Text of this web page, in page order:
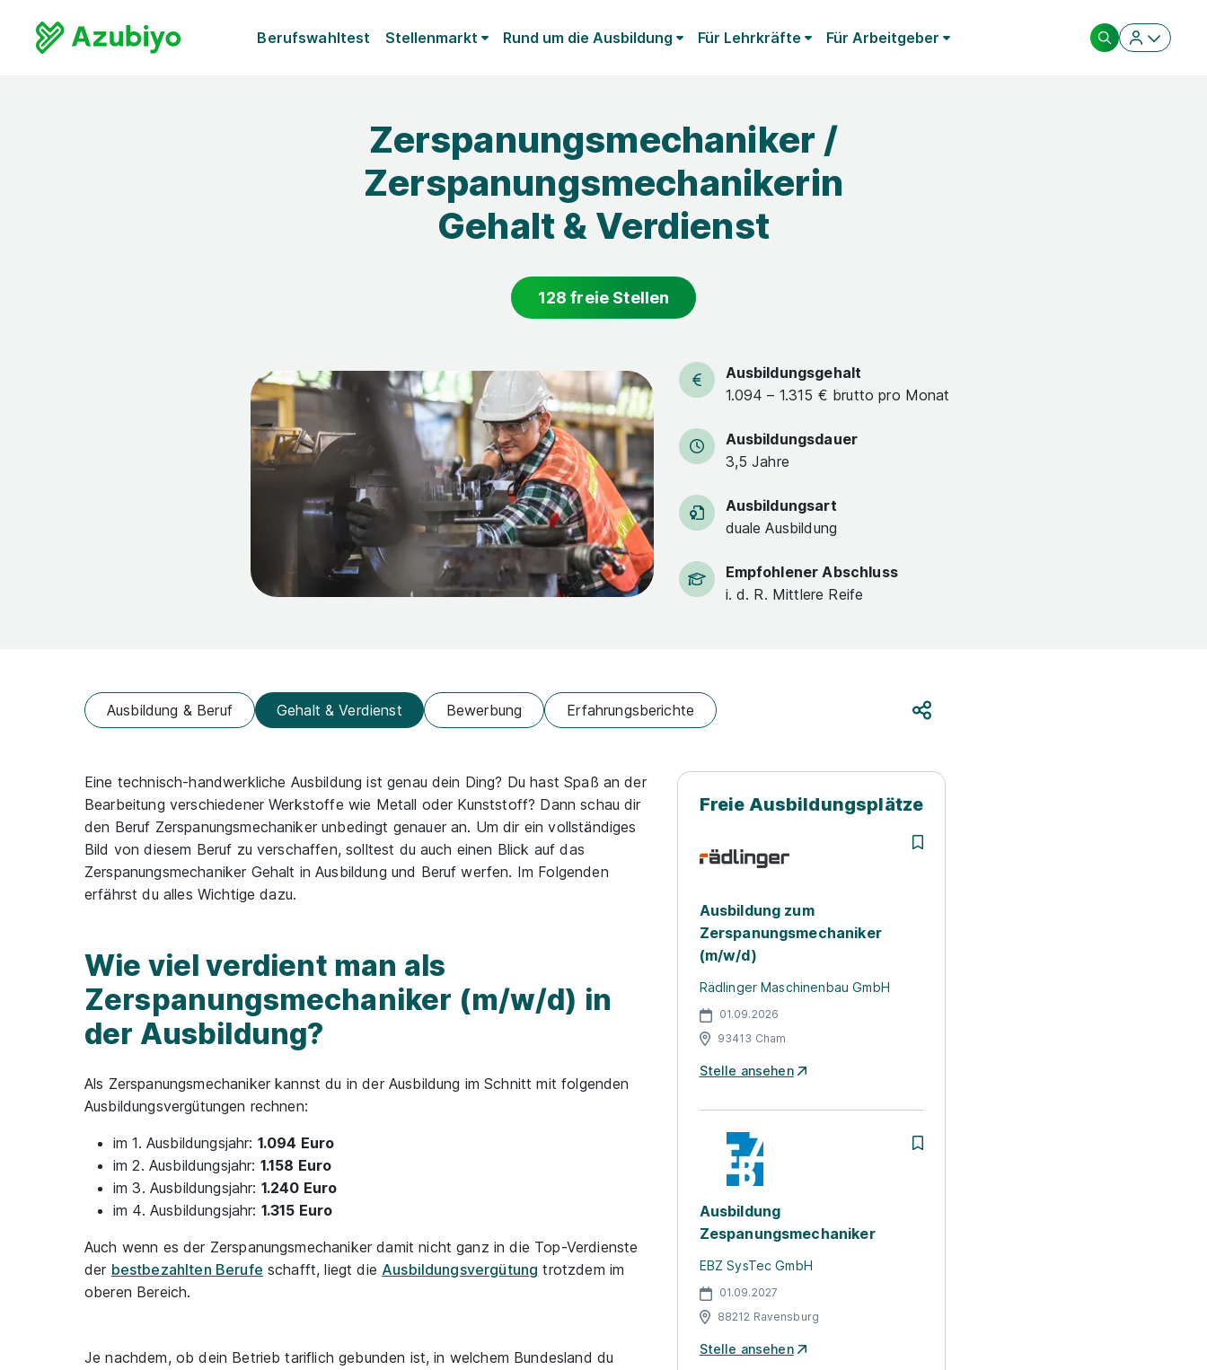
Berufswahltest Stellenmarkt Rund um die Ausbildung Für Lehrkräfte Für Arbeitgeber
Zerspanungsmechaniker /
Zerspanungsmechanikerin
Gehalt & Verdienst
128 freie Stellen
Ausbildungsgehalt
1.094 – 1.315 € brutto pro Monat
Ausbildungsdauer
3,5 Jahre
Ausbildungsart
duale Ausbildung
Empfohlener Abschluss
i. d. R. Mittlere Reife
Ausbildung & Beruf Gehalt & Verdienst Bewerbung
Erfahrungsberichte
Eine technisch-handwerkliche Ausbildung ist genau dein Ding? Du hast Spaß an der
Bearbeitung verschiedener Werkstoffe wie Metall oder Kunststoff? Dann schau dir
den Beruf Zerspanungsmechaniker unbedingt genauer an. Um dir ein vollständiges
Bild von diesem Beruf zu verschaffen, solltest du auch einen Blick auf das
Zerspanungsmechaniker Gehalt in Ausbildung und Beruf werfen. Im Folgenden
erfährst du alles Wichtige dazu.
Wie viel verdient man als
Zerspanungsmechaniker (m/w/d) in
der Ausbildung?
Als Zerspanungsmechaniker kannst du in der Ausbildung im Schnitt mit folgenden
Ausbildungsvergütungen rechnen:
im 1. Ausbildungsjahr: 1.094 Euro
im 2. Ausbildungsjahr: 1.158 Euro
im 3. Ausbildungsjahr: 1.240 Euro
im 4. Ausbildungsjahr: 1.315 Euro
Auch wenn es der Zerspanungsmechaniker damit nicht ganz in die Top-Verdienste
der bestbezahlten Berufe schafft, liegt die Ausbildungsvergütung trotzdem im
oberen Bereich.
Je nachdem, ob dein Betrieb tariflich gebunden ist, in welchem Bundesland du
Freie Ausbildungsplätze
Ausbildung zum
Zerspanungsmechaniker
(m/w/d)
Rädlinger Maschinenbau GmbH
01.09.2026
93413 Cham
Stelle ansehen
Ausbildung
Zespanungsmechaniker
EBZ SysTec GmbH
01.09.2027
88212 Ravensburg
Stelle ansehen